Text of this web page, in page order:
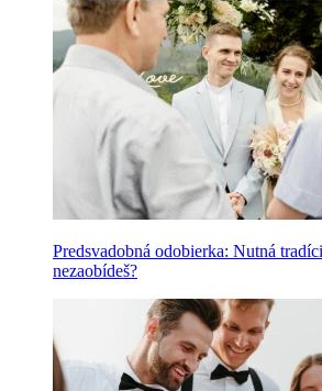
Predsvadobná odobierka: Nutná
nezaobídeš?